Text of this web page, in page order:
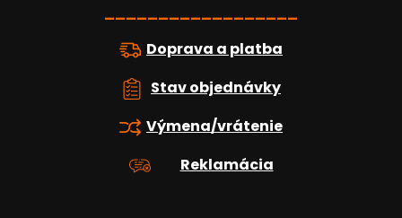
p
i
s
__________________
Doprava a platba
Stav objednávky
Výmena/vrátenie
Reklamácia